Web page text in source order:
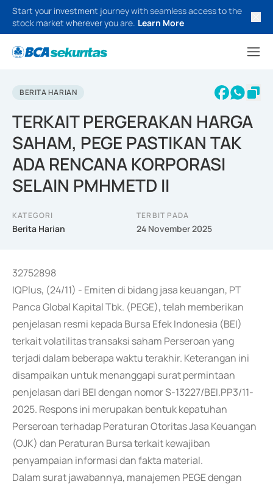
Start your investment journey with seamless access to the
stock market wherever you are. Learn More
BERITA HARIAN
TERKAIT PERGERAKAN HARGA
SAHAM, PEGE PASTIKAN TAK
ADA RENCANA KORPORASI
SELAIN PMHMETD II
KATEGORI
Berita Harian
TERBIT PADA
24 November 2025
32752898
IQPlus, (24/11) - Emiten di bidang jasa keuangan, PT
Panca Global Kapital Tbk. (PEGE), telah memberikan
penjelasan resmi kepada Bursa Efek Indonesia (BEI)
terkait volatilitas transaksi saham Perseroan yang
terjadi dalam beberapa waktu terakhir. Keterangan ini
disampaikan untuk menanggapi surat permintaan
penjelasan dari BEI dengan nomor S-13227/BEI.PP3/11-
2025. Respons ini merupakan bentuk kepatuhan
Perseroan terhadap Peraturan Otoritas Jasa Keuangan
(OJK) dan Peraturan Bursa terkait kewajiban
penyampaian informasi dan fakta material.
Dalam surat jawabannya, manajemen PEGE dengan